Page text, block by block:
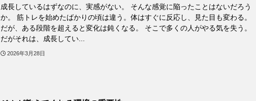
成長しているはずなのに、実感がない。 そんな感覚に陥ったことはないだろう
か。 筋トレを始めたばかりの頃は違う。体はすぐに反応し、見た目も変わる。
だが、ある段階を超えると変化は鈍くなる。 そこで多くの人がやる気を失う。
だがそれは、成長してい...
2026年3月28日